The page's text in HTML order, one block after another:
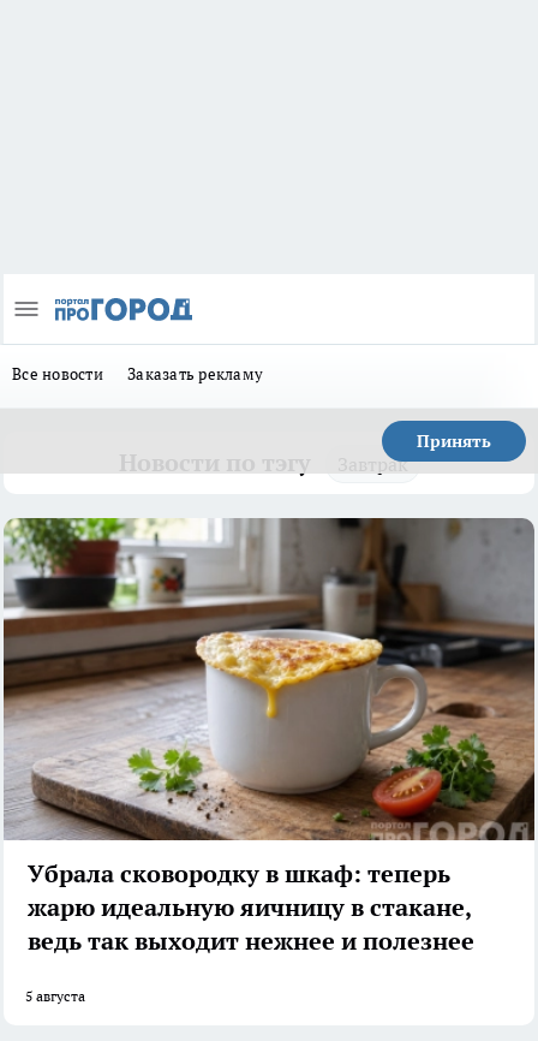
Все новости Заказать рекламу
Принять
Завтрак
Убрала сковородку в шкаф: теперь
жарю идеальную яичницу в стакане,
ведь так выходит нежнее и полезнее
5 августа